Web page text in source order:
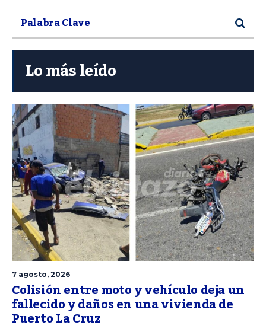
Lo más leído
7 agosto, 2026
Colisión entre moto y vehículo deja un
fallecido y daños en una vivienda de
Puerto La Cruz